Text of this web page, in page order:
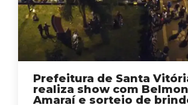
Prefeitura de Santa
realiza show com
Amaraí e sorteio de